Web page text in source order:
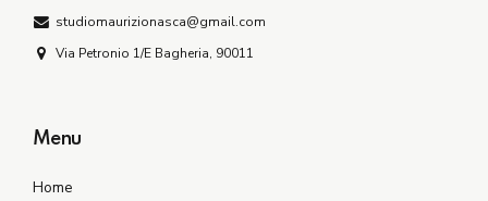
studiomaurizionasca@gmail.com
Via Petronio 1/E Bagheria, 90011
Menu
Home